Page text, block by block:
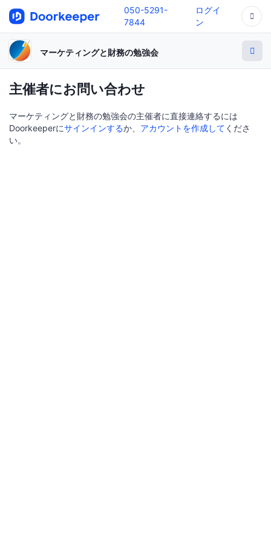
050-5291-
7844
ログイ
ン
マーケティングと財務の勉強会
主催者にお問い合わせ
マーケティングと財務の勉強会の主催者に直接連絡するには
Doorkeeperにサインインするか、 アカウントを作成して くださ
い。